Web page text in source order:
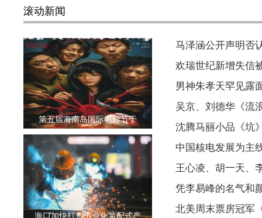
滚动新闻
第五届海南岛国际电影节于
海口加快打造工业化装配式产
马泽涵公开声明否
欢瑞世纪新增失信
男神朱孝天罕见露
吴京、刘德华《流
沈腾马丽小品《坑
中国核电发展为主
王心凌、胡一天、
凭李易峰的名气和
北美周末票房冠军